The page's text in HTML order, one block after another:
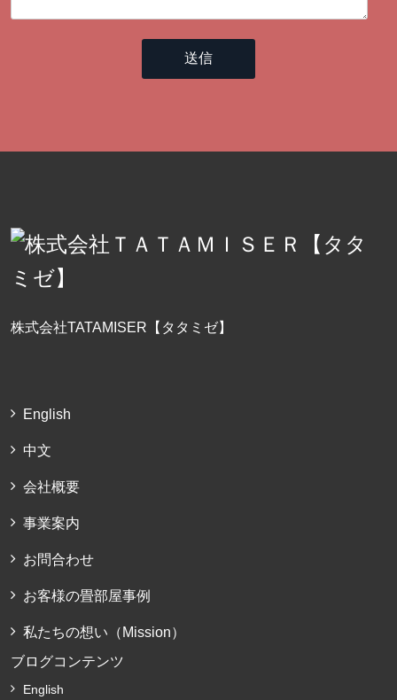
株式会社TATAMISER【タタミゼ】
English
中文
会社概要
事業案内
お問合わせ
お客様の畳部屋事例
私たちの想い（Mission）
ブログコンテンツ
English